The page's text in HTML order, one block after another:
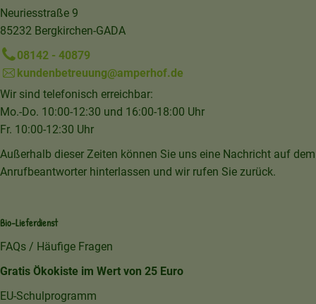
Neuriesstraße 9
85232 Bergkirchen-GADA
08142 - 40879
kundenbetreuung@amperhof.de
Wir sind telefonisch erreichbar:
Mo.-Do. 10:00-12:30 und 16:00-18:00 Uhr
Fr. 10:00-12:30 Uhr
Außerhalb dieser Zeiten können Sie uns eine Nachricht auf dem
Anrufbeantworter hinterlassen und wir rufen Sie zurück.
Bio-Lieferdienst
FAQs / Häufige Fragen
Gratis Ökokiste im Wert von 25 Euro
EU-Schulprogramm